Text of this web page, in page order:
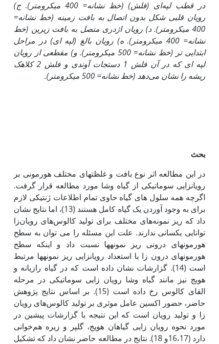
در قطب لپه‌ای (فلش) (خط نشانه= 400 میکرو‌متر). ج)
رویان قلبی شکل بدون اتصال به بافت زمینه (خط نشانه=
400 میکرو‌متر). د) رویان اژدری متصل به بافت زیرین (خط
نشانه= 400 میکرو‌متر). ه) رویان بالغ (لپه ای) در مراحل
ابتدایی تر (خط نشانه= 500 میکرو‌متر). و) مقطعی از رویان
لپه ای که در آن فلش 1‌ دستجات آوندی و فلش 2 کلاهک
ریشه را نشان می‌دهد (خط نشانه= 500 میکرو‌متر).
بحث
در این مطالعه اثر نوع بافت و غلظت‏های مختلف هورمونی بر
رویان‏زایی سوماتیکی از گیاه وشا مورد مطالعه قرار گرفت.
اگرچه همه سلول های گیاه حاوی تمام اطلاعات ژنتیکی لازم
برای به وجود آوردن یک گیاه کامل هستند (13)، اما نتایج نشان
داد که ریز نمونه‌های مختلف برای تولید کالوس‌های رویان‌زا
توانایی یکسانی ندارند. علت این مسئله را می توان به سطح
هورمون‏های درونی ریز نمونه‏ها نسبت داد و اینکه سطح
هورمون‏های درون زا با استعداد رویان‏زایی ریز نمونه‏ها مرتبط
است (14). گزارشات نشان داده است که در گیاه رازیانه و
هویج نیز مانند گیاه وشا رویان زایی سوماتیکی در مرحله
القای کالوس رخ داده است (15). بر اساس نتایج پژوهش
حاضر، حضور اکسین عامل موثری بر تولید کالوس‌های رویان
زا و تولید رویان است که این نتیجه با گزارشات پیشین در
مورد نحوه رویان زایی گیاهان هویج، گلپر و زیره هم‌خوانی
دارد (16،17و 18). نتایج در مطالعه حاضر نشان داد که تشکیل